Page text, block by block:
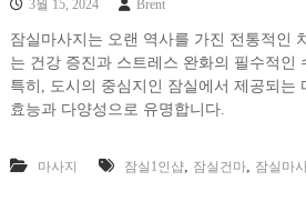
3월 15, 2024 Brent
잠실마사지는 오랜 역사를 가진 전통적인
는 건강 증진과 스트레스 완화의 필수적인
특히, 도시의 중심지인 잠실에서 제공되는
효능과 다양성으로 유명합니다.
마사지 잠실1인샵, 잠실건마, 잠실마